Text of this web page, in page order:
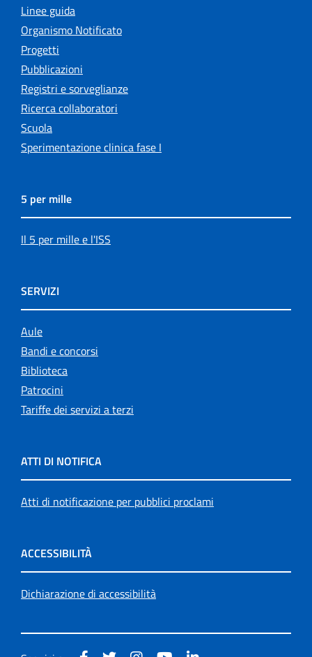
Linee guida
Organismo Notificato
Progetti
Pubblicazioni
Registri e sorveglianze
Ricerca collaboratori
Scuola
Sperimentazione clinica fase I
5 per mille
Il 5 per mille e l'ISS
SERVIZI
Aule
Bandi e concorsi
Biblioteca
Patrocini
Tariffe dei servizi a terzi
ATTI DI NOTIFICA
Atti di notificazione per pubblici proclami
ACCESSIBILITÀ
Dichiarazione di accessibilità